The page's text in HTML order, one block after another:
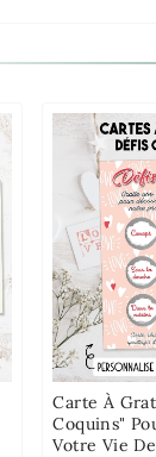
Carte À
Coquins"
Votre Vie